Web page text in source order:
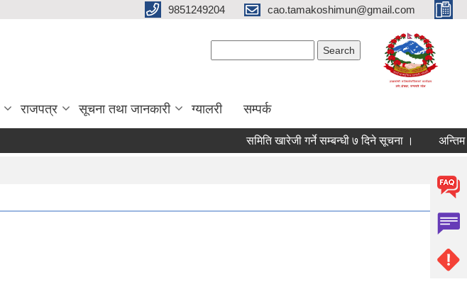
9851249204 cao.tamakoshimun@gmail.com
राजपत्र सूचना तथा जानकारी ग्यालरी सम्पर्क
समिति खारेजी गर्ने सम्बन्धी ७ दिने सूचना । अन्तिम